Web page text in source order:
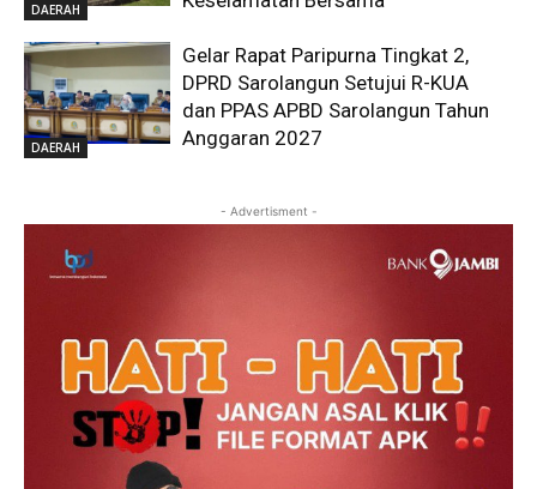
DAERAH
DAERAH
Gelar Rapat Paripurna Tingkat 2,
DPRD Sarolangun Setujui R-KUA
dan PPAS APBD Sarolangun Tahun
Anggaran 2027
- Advertisment -